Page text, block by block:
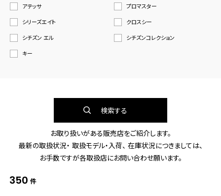
アテッサ
プロマスター
シリーズエイト
クロスシー
シチズン エル
シチズンコレクション
キー
検索する
お取り扱いがある販売店をご紹介します。
最新の取扱状況・ 取扱モデル・入荷、 在庫状況につきましては、
お手数ですが各取扱店にお問い合わせ願います。
350 件